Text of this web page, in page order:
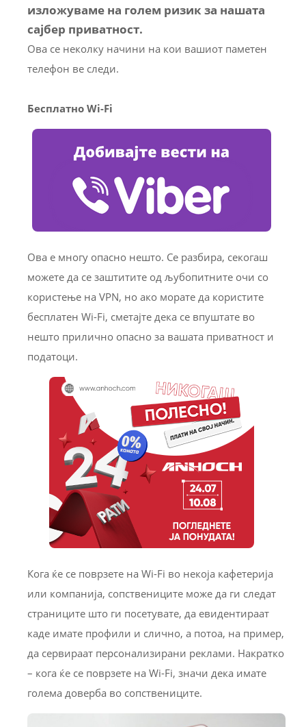
изложуваме на голем ризик за нашата
сајбер приватност.
Ова се неколку начини на кои вашиот паметен
телефон ве следи.
Бесплатно Wi-Fi
Ова е многу опасно нешто. Се разбира, секогаш
можете да се заштитите од љубопитните очи со
користење на VPN, но ако морате да користите
бесплатен Wi-Fi, сметајте дека се впуштате во
нешто прилично опасно за вашата приватност и
податоци.
Кога ќе се поврзете на Wi-Fi во некоја кафетерија
или компанија, сопствениците може да ги следат
страниците што ги посетувате, да евидентираат
каде имате профили и слично, а потоа, на пример,
да сервираат персонализирани реклами. Накратко
– кога ќе се поврзете на Wi-Fi, значи дека имате
голема доверба во сопствениците.